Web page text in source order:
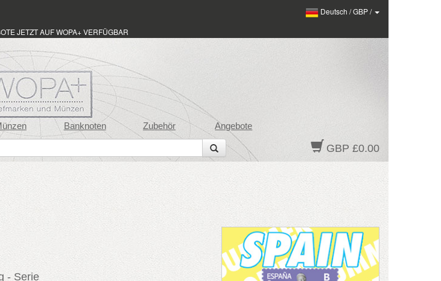
Deutsch /GBP/
JETZT AUF WOPA+ VERFÜGBAR
Banknoten Zubehör Angebote
GBP £0.00
- Serie